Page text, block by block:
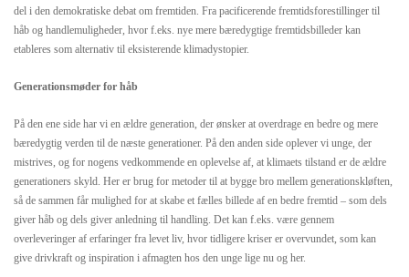
del i den demokratiske debat om fremtiden. Fra pacificerende fremtidsforestillinger til
håb og handlemuligheder, hvor f.eks. nye mere bæredygtige fremtidsbilleder kan
etableres som alternativ til eksisterende klimadystopier.
Generationsmøder for håb
På den ene side har vi en ældre generation, der ønsker at overdrage en bedre og mere
bæredygtig verden til de næste generationer. På den anden side oplever vi unge, der
mistrives, og for nogens vedkommende en oplevelse af, at klimaets tilstand er de ældre
generationers skyld. Her er brug for metoder til at bygge bro mellem generationskløften,
så de sammen får mulighed for at skabe et fælles billede af en bedre fremtid – som dels
giver håb og dels giver anledning til handling. Det kan f.eks. være gennem
overleveringer af erfaringer fra levet liv, hvor tidligere kriser er overvundet, som kan
give drivkraft og inspiration i afmagten hos den unge lige nu og her.